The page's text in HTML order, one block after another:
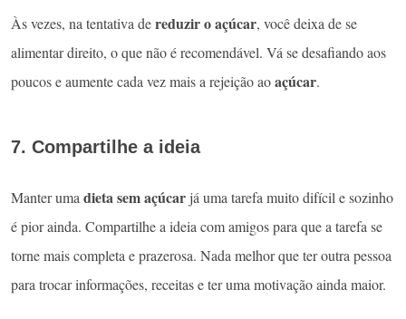
Às vezes, na tentativa dereduzir oaçúcar, você deixa de se
alimentar direito, o que não é recomendável. Vá se desafiando aos
poucos e aumente cada vez mais a rejeição aoaçúcar.
7. Compartilhe a ideia
Manter uma dieta sem açúcar já uma tarefa muito difícil e sozinho
é pior ainda. Compartilhe a ideia com amigos para que a tarefa se
torne mais completa e prazerosa. Nada melhor que ter outra pessoa
para trocar informações, receitas e ter uma motivação ainda maior.